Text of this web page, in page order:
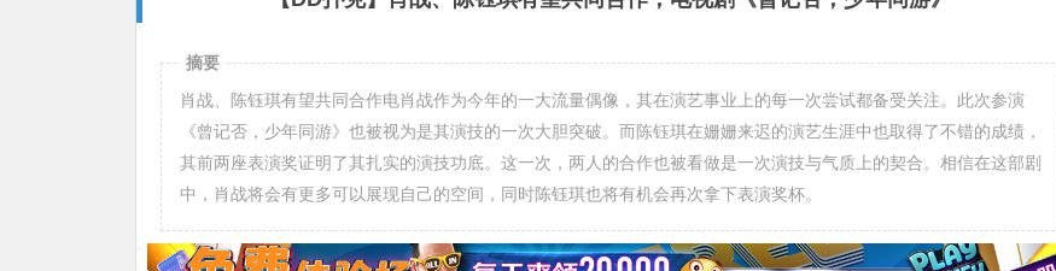
摘要
肖战、陈钰琪有望共同合作电肖战作为今年的一大流量偶像，其在演艺事业上的每一次尝试都备受关注。此次参演
《曾记否，少年同游》也被视为是其演技的一次大胆突破。而陈钰琪在姗姗来迟的演艺生涯中也取得了不错的成绩，
其前两座表演奖证明了其扎实的演技功底。这一次，两人的合作也被看做是一次演技与气质上的契合。相信在这部剧
中，肖战将会有更多可以展现自己的空间，同时陈钰琪也将有机会再次拿下表演奖杯。